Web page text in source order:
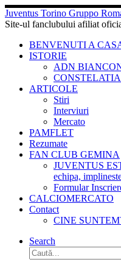
Sari
la
Juventus Torino Gruppo
Site-ul fanclubului afiliat
BENVENUTI A
ISTORIE
ADN
ARTICOLE
Stiri
Interviuri
Mercato
PAMFLET
Rezumate
FAN CLUB GEMINA
JUVENTUS
echipa,
Formular
CALCIOMERCATO
Contact
CINE
Search
Căutare